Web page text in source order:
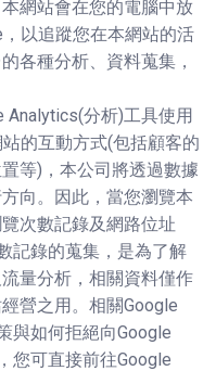
網站會在您的電腦中放
以追蹤您在本網站的活
各種分析、資料蒐集，
Analytics(分析)工具使用
的互動方式(包括顧客的
等)，本公司將透過數據
向。因此，當您瀏覽本
次數記錄及網路位址
記錄的蒐集，是為了解
量分析，相關資料僅作
營之用。相關Google
與如何拒絕向Google
您可直接前往Google